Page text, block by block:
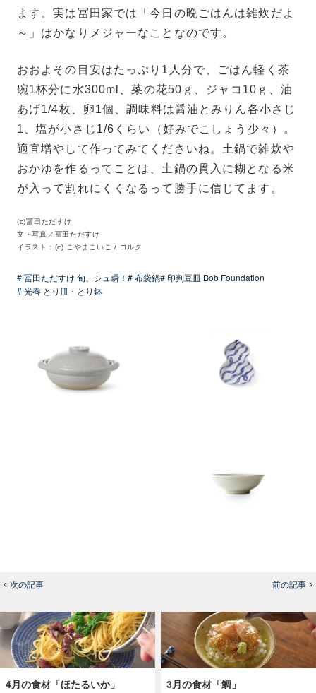
ます。実は冨田家では「今日の晩ごはんは雑炊だよ
～」はかなりメジャーなことなのです。
おおよその目安はたっぷり1人分で、ごはん軽く茶
碗1杯分に水300ml、菜の花50ｇ、ジャコ10ｇ、油
あげ1/4枚、卵1個、調味料は醤油とみりん各小さじ
1、塩が小さじ1/6くらい（好みでこしょう少々）。
適宜増やして作ってみてくださいね。土鍋で雑炊や
おかゆを作るってことは、土鍋の貫入に糊となる米
が入って割れにくくなるって勝手に信じてます。
(c)冨田ただすけ
文・写真／冨田ただすけ
イラスト：(c) こやまこいこ / コルク
# 冨田ただすけ 旬、シュ瞬！ # 布袋鍋# 印判豆皿 Bob Foundation
# 光春 とり皿・とり鉢
次の記事 前の記事
4月の食材「ほたるいか」 3月の食材「鯛」